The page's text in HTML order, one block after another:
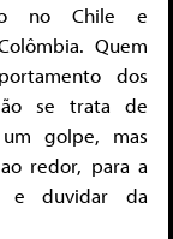
no Chile e
Quem
dos
se trata de
golpe, mas
redor, para a
e duvidar da